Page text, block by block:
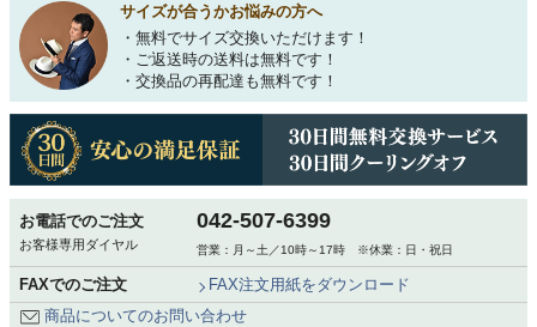
サイズが合うかお悩みの方へ
・無料でサイズ交換いただけます！
・ご返送時の送料は無料です！
・交換品の再配達も無料です！
お電話でのご注文
お客様専用ダイヤル
042-507-6399
営業：月～土／10時～17時 ※休業：日・祝日
FAXでのご注文
FAX注文用紙をダウンロード
商品についてのお問い合わせ